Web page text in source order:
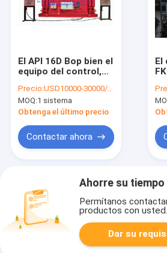
El API 16D Bop bien el
equipo del control,
sistema de control
Precio:USD10000-30000/set
MOQ:1 sistema
Obtenga el último precio
Contactar ahora
El
Ahorre su tiempo
Permítanos
productos con usted.
Dar su